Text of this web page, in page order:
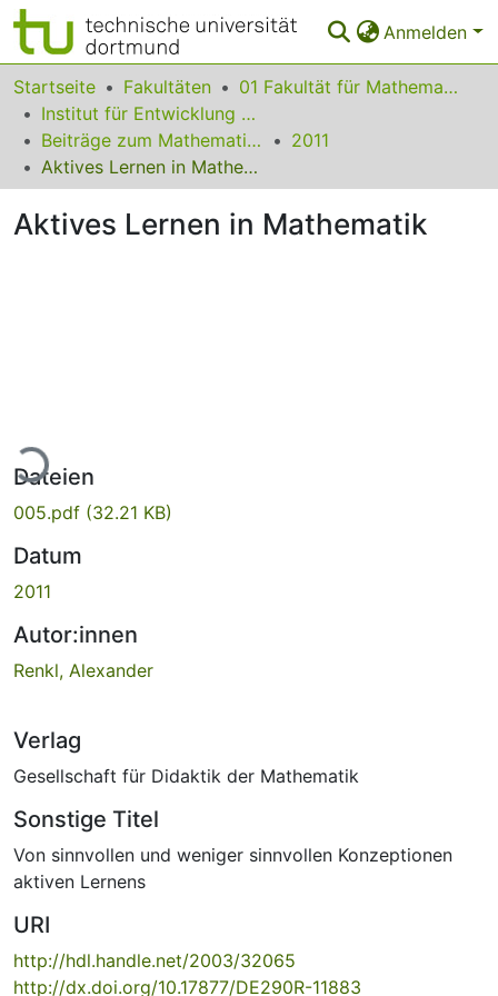
Anmelden
Bereiche & Sammlungen
Das gesamte Repositorium
Statistiken
FAQ
Startseite Fakultäten
01 Fakultät für Mathematik
Institut für Entwicklung und Erforschung des Mathematikunterrichts
Beiträge zum Mathematikunterricht
2011
Aktives Lernen in Mathematik
Aktives Lernen in Mathematik
Dateien
005.pdf (32.21 KB)
Datum
2011
Autor:innen
Renkl, Alexander
Verlag
Gesellschaft für Didaktik der Mathematik
Sonstige Titel
Von sinnvollen und weniger sinnvollen Konzeptionen
aktiven Lernens
URI
http://hdl.handle.net/2003/32065
http://dx.doi.org/10.17877/DE290R-11883